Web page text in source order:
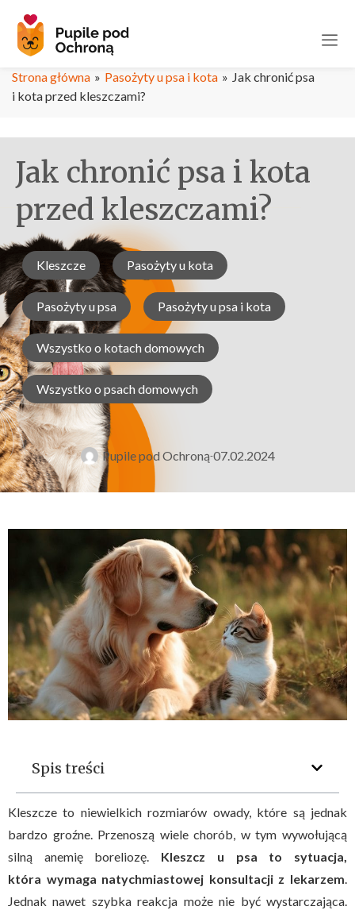
Strona główna » Pasożyty u psa i kota » Jak chronić psa
i kota przed kleszczami?
Jak chronić psa i kota
przed kleszczami?
Kleszcze Pasożyty u kota
Pasożyty u psa Pasożyty u psa i kota
Wszystko o kotach domowych
Wszystko o psach domowych
Pupile pod Ochroną 07.02.2024
Spis treści
Kleszcze to niewielkich rozmiarów owady, które są jednak
bardzo groźne. Przenoszą wiele chorób, w tym wywołującą
silną anemię boreliozę. Kleszcz u psa to sytuacja,
która wymaga natychmiastowej konsultacji z lekarzem.
Jednak nawet szybka reakcja może nie być wystarczająca.